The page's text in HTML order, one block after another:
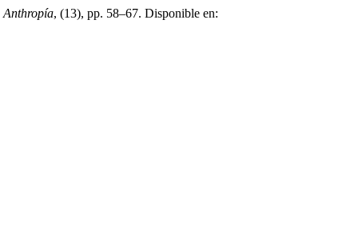
Anthropía, (13), pp. 58–67. Disponible en: